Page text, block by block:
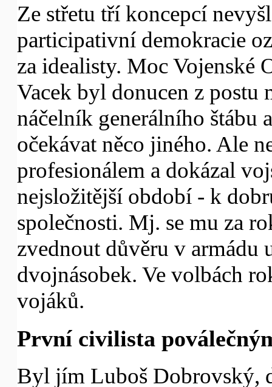
Ze střetu tří koncepcí
participativní demokracie
za idealisty. Moc Vojenské
Vacek byl donucen z
náčelník generálního štábu
očekávat něco jiného. Ale
profesionálem a dokázal
nejsložitější období - k
společnosti. Mj. se mu za
zvednout důvěru v armádu
dvojnásobek. Ve volbách
vojáků.
První civilista
Byl jím Luboš Dobrovský,